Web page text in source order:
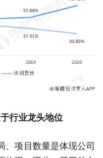
行业龙头地位
、项目数量是体现公司